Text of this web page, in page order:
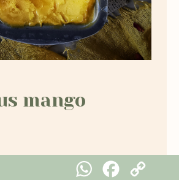
mango
WhatsAppFacebook
Copy Link